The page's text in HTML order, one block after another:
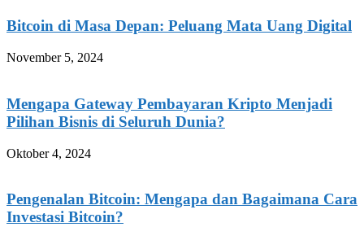
Bitcoin di Masa Depan: Peluang Mata Uang Digital
November 5, 2024
Mengapa Gateway Pembayaran Kripto Menjadi
Pilihan Bisnis di Seluruh Dunia?
Oktober 4, 2024
Pengenalan Bitcoin: Mengapa dan Bagaimana Cara
Investasi Bitcoin?